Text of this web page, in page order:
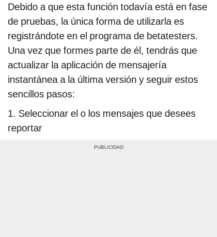
Debido a que esta función todavía está en fase
de pruebas, la única forma de utilizarla es
registrándote en el programa de betatesters.
Una vez que formes parte de él, tendrás que
actualizar la aplicación de mensajería
instantánea a la última versión y seguir estos
sencillos pasos:
1. Seleccionar el o los mensajes que desees
reportar